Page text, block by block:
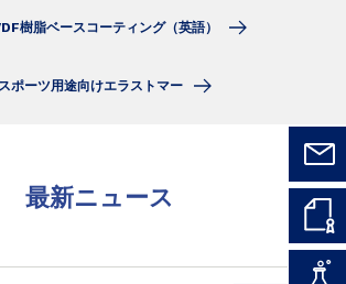
樹脂ベースコーティング（英語）
ポーツ用途向けエラストマー
最新ニュース